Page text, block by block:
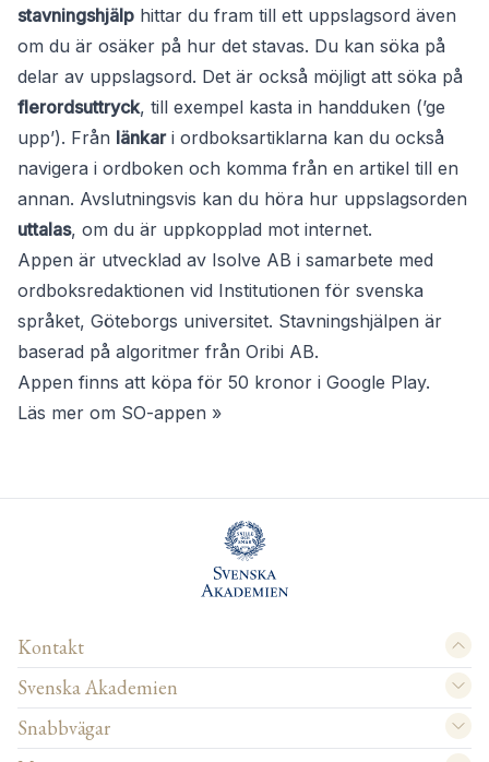
stavningshjälp hittar du fram till ett uppslagsord även
om du är osäker på hur det stavas. Du kan söka på
delar av uppslagsord. Det är också möjligt att söka på
flerordsuttryck, till exempel kasta in handduken (’ge
upp’). Från länkari ordboksartiklarna kan du också
navigera i ordboken och komma från en artikel till en
annan. Avslutningsvis kan du höra hur uppslagsorden
uttalas, om du är uppkopplad mot internet.
Appen är utvecklad av Isolve AB i samarbete med
ordboksredaktionen vid Institutionen för svenska
språket, Göteborgs universitet. Stavningshjälpen är
baserad på algoritmer från Oribi AB.
Appen finns att köpa för 50 kronor i Google Play.
Läs mer om SO-appen »
Kontakt
Svenska Akademien
Snabbvägar